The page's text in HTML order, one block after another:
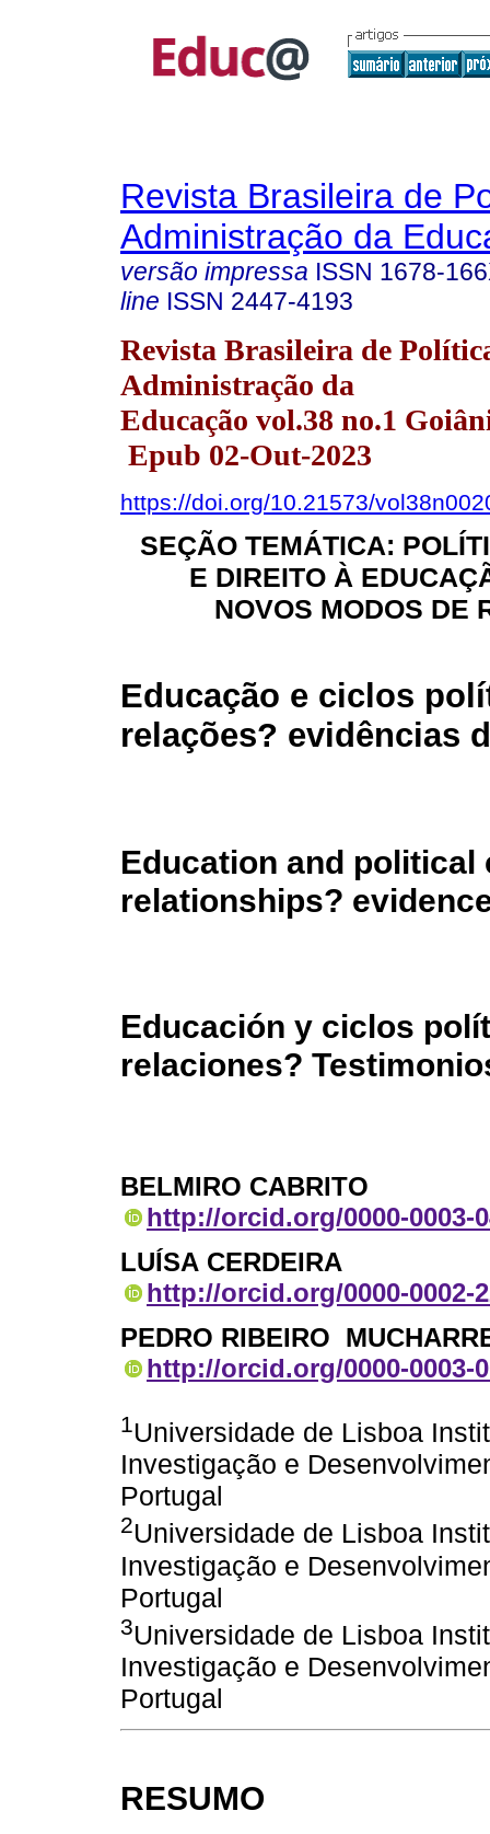
Revista Brasileira de
Administração da
versão impressa ISSN 1678-
line ISSN 2447-4193
Revista Brasileira de
Administração da
Educação vol.38 no.1
Epub 02-Out-2023
https://doi.org/10.21573/
SEÇÃO TEMÁTICA:
E DIREITO À
NOVOS MODOS DE
Educação e ciclos
relações? evidências
Education and
relationships?
Educación y ciclos
relaciones?
BELMIRO CABRITO
http://orcid.org/0000-0003-
LUÍSA CERDEIRA
http://orcid.org/0000-0002-
PEDRO RIBEIRO
http://orcid.org/0000-0003-
1Universidade de Lisboa
Investigação e
Portugal
2Universidade de Lisboa
Investigação e
Portugal
3Universidade de Lisboa
Investigação e
Portugal
RESUMO